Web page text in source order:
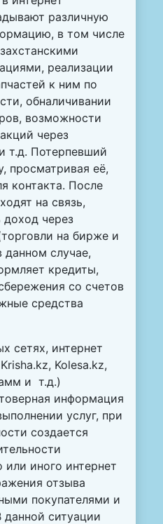
различную
в том числе
реализации
к ним по
обналичивании
возможности
через
т.д. Потерпевший
просматривая её,
контакта. После
на связь,
доход через
на бирже и
случае,
кредиты,
со счетов
средства
сетях, интернет
Kolesa.kz,
и т.д.)
информация
услуг, при
создается
или иного интернет
отзыва
покупателями и
ситуации